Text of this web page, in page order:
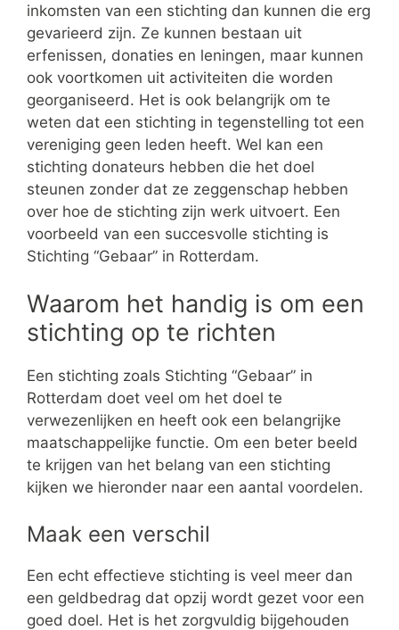
inkomsten van een stichting dan kunnen die erg
gevarieerd zijn. Ze kunnen bestaan uit
erfenissen, donaties en leningen, maar kunnen
ook voortkomen uit activiteiten die worden
georganiseerd. Het is ook belangrijk om te
weten dat een stichting in tegenstelling tot een
vereniging geen leden heeft. Wel kan een
stichting donateurs hebben die het doel
steunen zonder dat ze zeggenschap hebben
over hoe de stichting zijn werk uitvoert. Een
voorbeeld van een succesvolle stichting is
Stichting “Gebaar” in Rotterdam.
Waarom het handig is om een
stichting op te richten
Een stichting zoals Stichting “Gebaar” in
Rotterdam doet veel om het doel te
verwezenlijken en heeft ook een belangrijke
maatschappelijke functie. Om een beter beeld
te krijgen van het belang van een stichting
kijken we hieronder naar een aantal voordelen.
Maak een verschil
Een echt effectieve stichting is veel meer dan
een geldbedrag dat opzij wordt gezet voor een
goed doel. Het is het zorgvuldig bijgehouden